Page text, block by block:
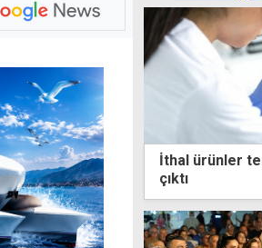
İthal ürünler
çıktı